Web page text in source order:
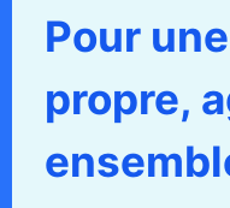
Pour
propre,